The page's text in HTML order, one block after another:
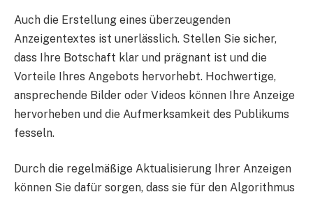
Auch die Erstellung eines überzeugenden
Anzeigentextes ist unerlässlich. Stellen Sie sicher,
dass Ihre Botschaft klar und prägnant ist und die
Vorteile Ihres Angebots hervorhebt. Hochwertige,
ansprechende Bilder oder Videos können Ihre Anzeige
hervorheben und die Aufmerksamkeit des Publikums
fesseln.
Durch die regelmäßige Aktualisierung Ihrer Anzeigen
können Sie dafür sorgen, dass sie für den Algorithmus